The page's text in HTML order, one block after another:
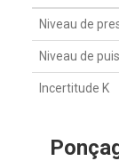
Niveau de
Niveau de
Incertitude K